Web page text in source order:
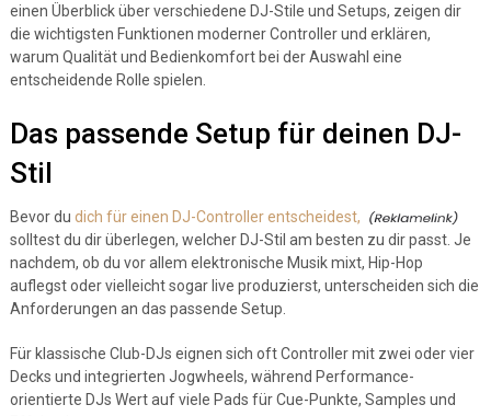
einen Überblick über verschiedene DJ-Stile und Setups, zeigen dir
die wichtigsten Funktionen moderner Controller und erklären,
warum Qualität und Bedienkomfort bei der Auswahl eine
entscheidende Rolle spielen.
Das passende Setup für deinen DJ-
Stil
Bevor du dich für einen DJ-Controller entscheidest,
solltest du dir überlegen, welcher DJ-Stil am besten zu dir passt. Je
nachdem, ob du vor allem elektronische Musik mixt, Hip-Hop
auflegst oder vielleicht sogar live produzierst, unterscheiden sich die
Anforderungen an das passende Setup.
Für klassische Club-DJs eignen sich oft Controller mit zwei oder vier
Decks und integrierten Jogwheels, während Performance-
orientierte DJs Wert auf viele Pads für Cue-Punkte, Samples und